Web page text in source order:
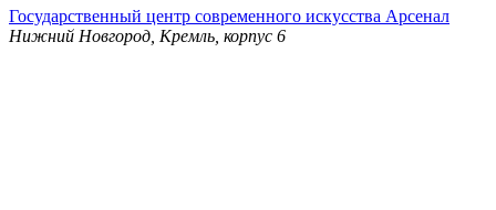
Государственный центр современного искусства Арсенал
Нижний Новгород, Кремль, корпус 6